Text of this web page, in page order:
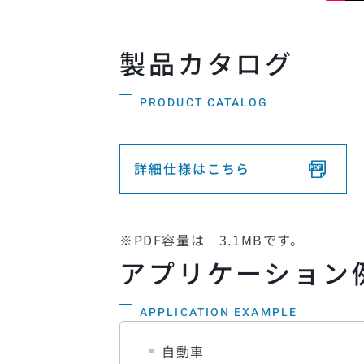
製品カタログ
PRODUCT CATALOG
詳細仕様はこちら
※PDF容量は 3.1MBです。
アプリケーション
APPLICATION EXAMPLE
自動車